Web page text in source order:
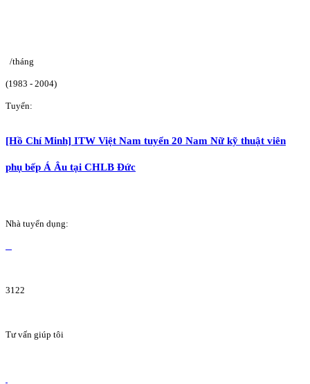
/tháng
(1983 - 2004)
Tuyển:
[Hồ Chí Minh] ITW Việt Nam tuyển 20 Nam Nữ kỹ thuật viên
phụ bếp Á Âu tại CHLB Đức
Nhà tuyển dụng:
3122
Tư vấn giúp tôi